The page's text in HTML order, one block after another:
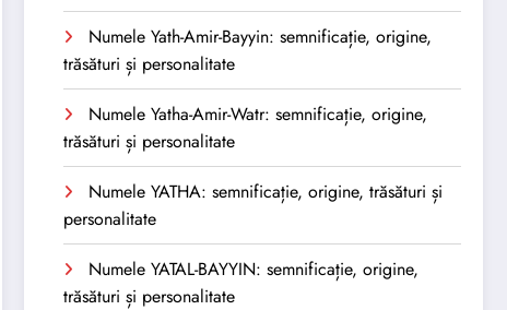
Numele Yath-Amir-Bayyin: semnificație, origine,
trăsături și personalitate
Numele Yatha-Amir-Watr: semnificație, origine,
trăsături și personalitate
Numele YATHA: semnificație, origine, trăsături și
personalitate
Numele YATAL-BAYYIN: semnificație, origine,
trăsături și personalitate